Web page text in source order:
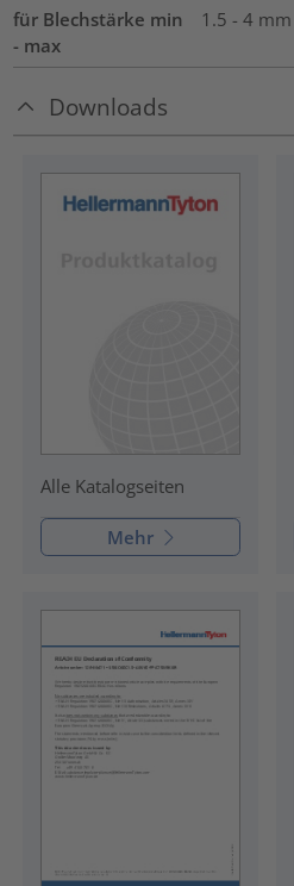
für Blechstärke min
- max
1.5 - 4 mm
Downloads
Alle Katalogseiten
Mehr